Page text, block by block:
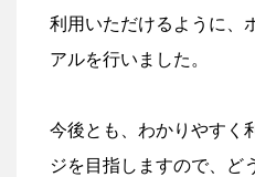
利用いただけるように、
アルを行いました。
今後とも、わかりやすく
ジを目指しますので、ど